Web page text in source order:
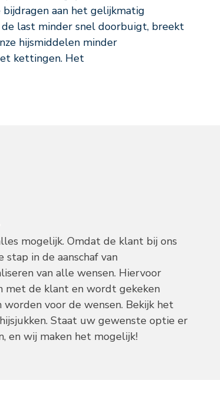
aan het gelijkmatig
last minder snel doorbuigt, breekt
hijsmiddelen minder
kettingen. Het
mogelijk. Omdat de klant bij ons
in de aanschaf van
van alle wensen. Hiervoor
met de klant en wordt gekeken
voor de wensen. Bekijk het
Staat uw gewenste optie er
en wij maken het mogelijk!